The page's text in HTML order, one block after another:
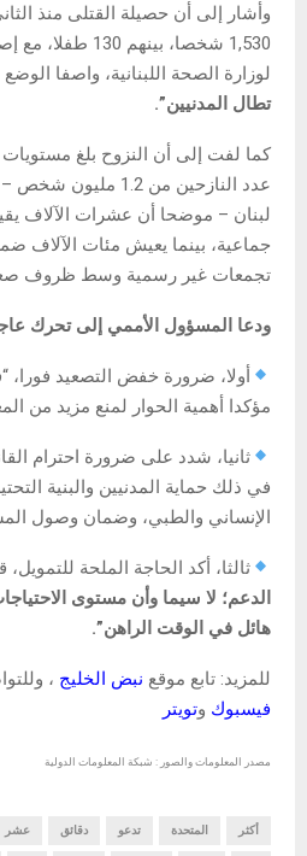
وأشار إلى أن حصيلة القتلى منذ
لوزارة الصحة اللبنانية، واصفا الوضع
تطال المدنيين”.
كما لفت إلى أن النزوح بلغ
لبنان – موضحا أن عشرات الآلاف
جماعية، بينما يعيش مئات الآلاف
تجمعات غير رسمية وسط ظروف
ودعا المسؤول الأممي إلى تحرك
أولا، ضرورة خفض التصعيد فورا،
مؤكدا أهمية الحوار لمنع مزيد من
ثانيا، شدد على ضرورة احترام
في ذلك حماية المدنيين والبنية
الإنساني والطبي، وضمان وصول
ثالثا، أكد الحاجة الملحة للتمويل،
الدعم؛ لا سيما وأن مستوى
هائل في الوقت الراهن”.
للمزيد: تابع موقع نبض الخليج ،
فيسبوك وتويتر
مصدر المعلومات والصور : شبكة المعلومات الدولية
أكثر المتحدة تدعو دقائق عشر